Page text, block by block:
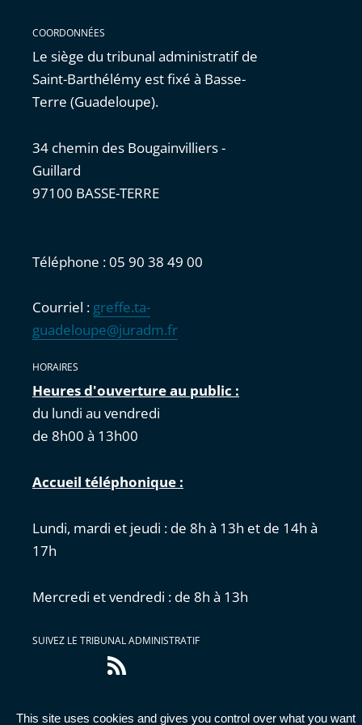
This site uses cookies and gives you control over what you want
COORDONNÉES
Le siège du tribunal administratif de
Saint-Barthélémy est fixé à Basse-
Terre (Guadeloupe).
34 chemin des Bougainvilliers -
Guillard
97100 BASSE-TERRE
Téléphone : 05 90 38 49 00
Courriel : greffe.ta-
guadeloupe@juradm.fr
HORAIRES
Heures d'ouverture au public :
du lundi au vendredi
de 8h00 à 13h00
Accueil téléphonique :
Lundi, mardi et jeudi : de 8h à 13h et de 14h à
17h
Mercredi et vendredi : de 8h à 13h
SUIVEZ LE TRIBUNAL ADMINISTRATIF
Flux
RSS